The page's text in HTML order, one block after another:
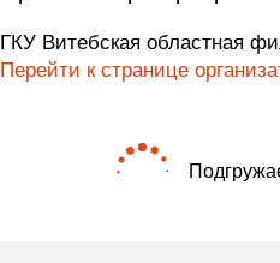
ГКУ Витебская областная
Перейти к странице